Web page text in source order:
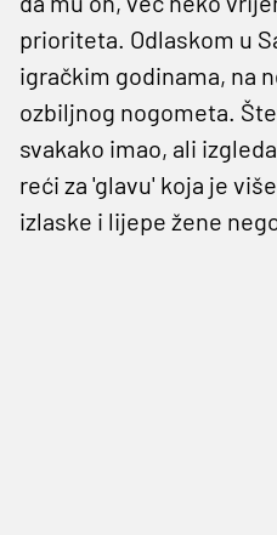
prioriteta. Odlaskom u
igračkim godinama, na
ozbiljnog nogometa.
svakako imao, ali
reći za 'glavu' koja je
izlaske i lijepe žene